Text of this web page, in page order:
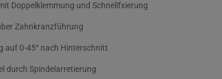
Doppelklemmung und Schnellfxierung
Zahnkranzführung
auf 0-45° nach Hinterschnitt
durch Spindelarretierung